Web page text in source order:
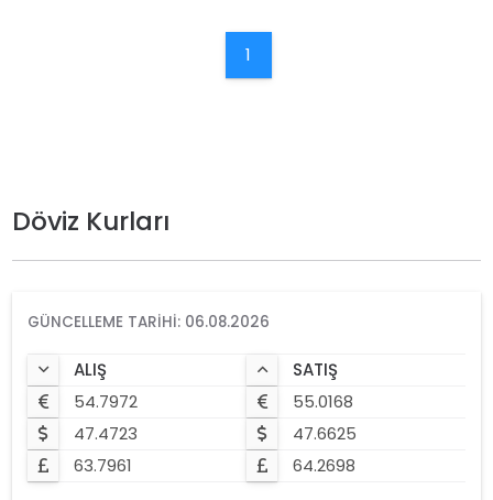
1
Döviz Kurları
GÜNCELLEME TARIHI: 06.08.2026
ALIŞ
SATIŞ
54.7972
55.0168
47.4723
47.6625
63.7961
64.2698